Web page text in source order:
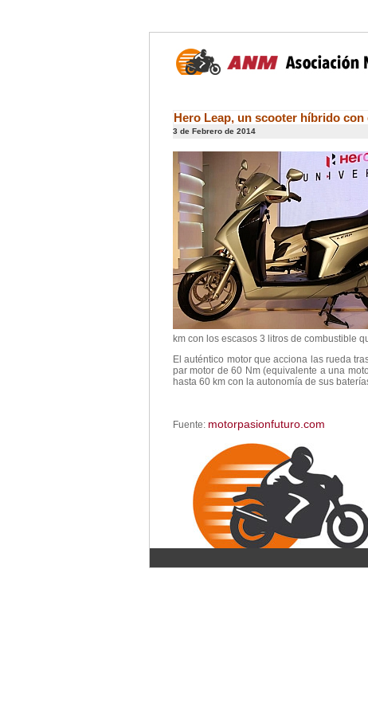
Hero Leap, un scooter híbrido
3 de Febrero de 2014
km con los escasos 3 litros de combustible
El auténtico motor que acciona las rueda
par motor de 60 Nm (equivalente a una
hasta 60 km con la autonomía de sus
Fuente: motorpasionfuturo.com